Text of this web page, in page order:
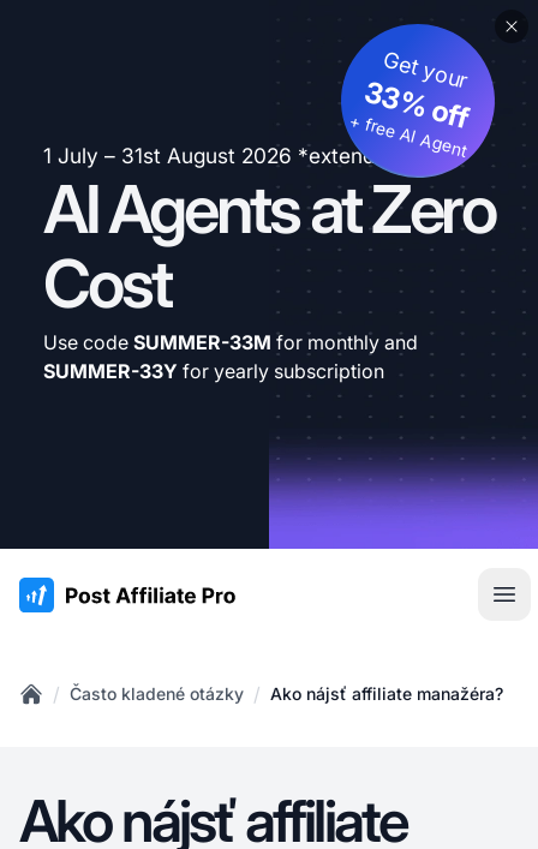
1 July – 31st August 2026 *extended
AI Agents at Zero
Cost
Get your
33% off
+ free AI Agent
Use code SUMMER-33M for monthly and
SUMMER-33Y for yearly subscription
:site.title
/ Často kladené otázky / Ako nájsť affiliate manažéra?
Ako nájsť affiliate